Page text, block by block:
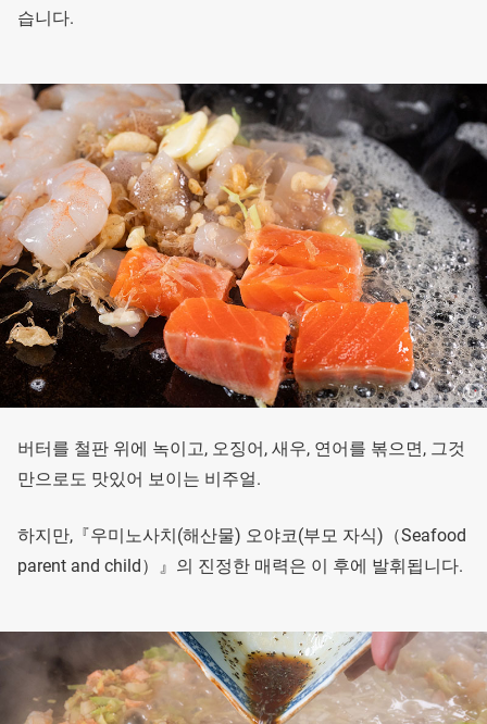
습니다.
버터를 철판 위에 녹이고, 오징어, 새우, 연어를 볶으면, 그것
만으로도 맛있어 보이는 비주얼.
하지만,『우미노사치(해산물) 오야코(부모 자식)（Seafood
parent and child）』의 진정한 매력은 이 후에 발휘됩니다.